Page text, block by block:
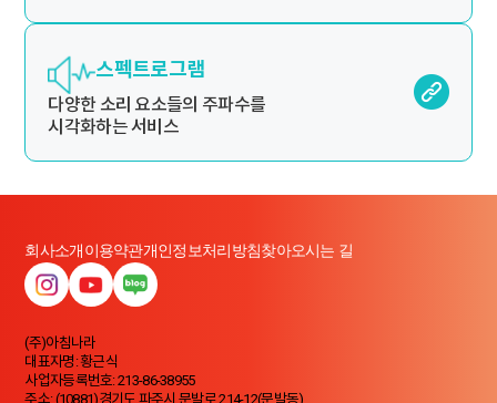
스펙트로그램
다양한 소리 요소들의 주파수를
시각화하는 서비스
회사소개 이용약관개인정보처리방침찾아오시는 길
(주)아침나라
대표자명: 황근식
사업자등록번호: 213-86-38955
주소: (10881)경기도 파주시 문발로 214-12(문발동)